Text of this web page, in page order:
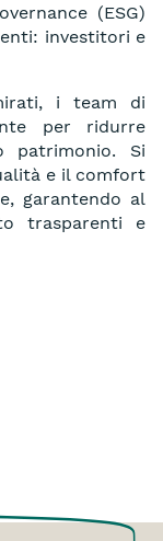
(ESG)
investitori e
i team di
per ridurre
patrimonio. Si
e il comfort
garantendo al
trasparenti e